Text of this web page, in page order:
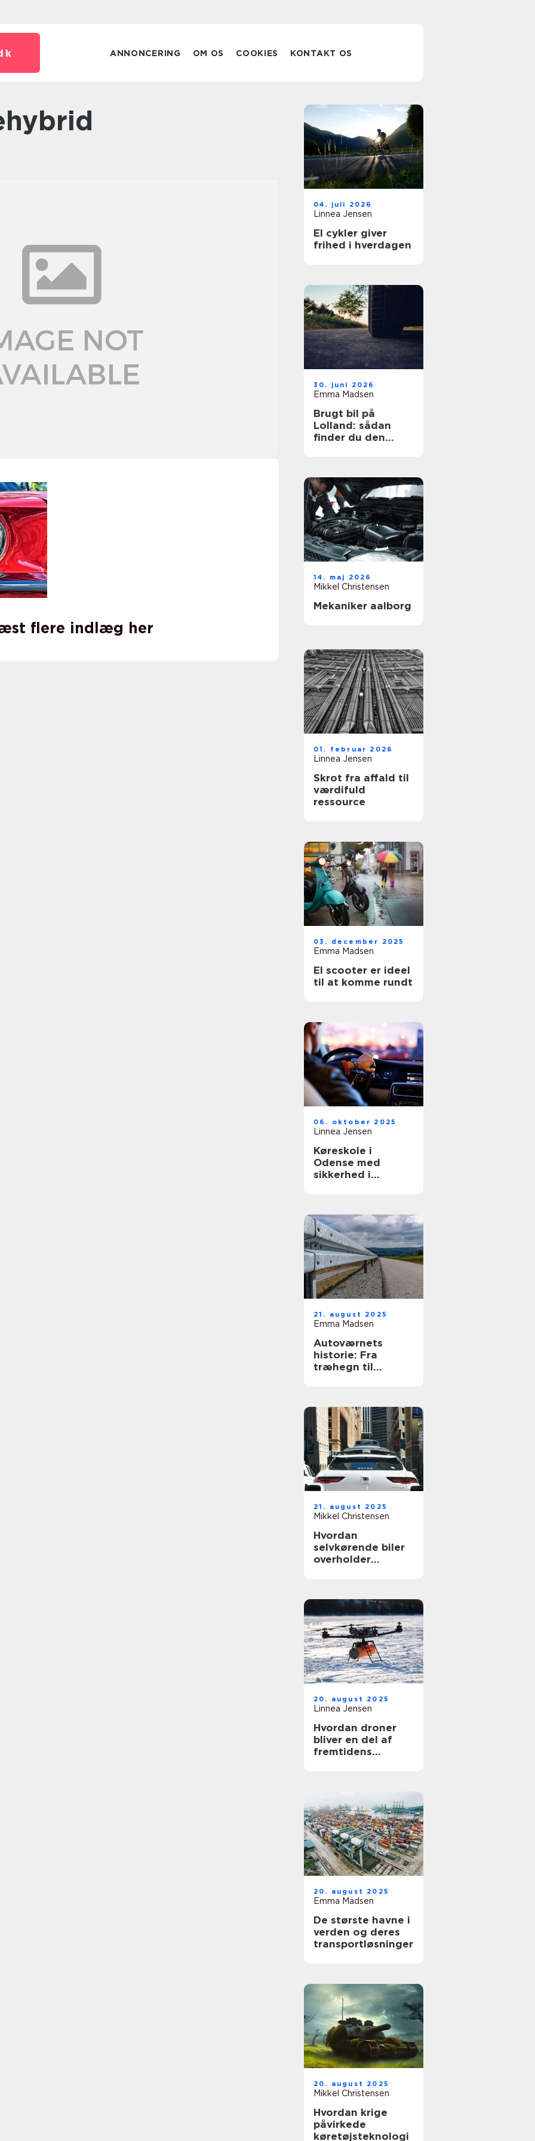
ANNONCERING OM OS COOKIES KONTAKT OS
flere indlæg her
04. juli 2026
Linnea Jensen
El cykler giver
frihed i hverdagen
30. juni 2026
Emma Madsen
Brugt bil på
Lolland: sådan
finder du den
14. maj 2026
Mikkel Christensen
Mekaniker aalborg
01. februar 2026
Linnea Jensen
Skrot fra affald til
værdifuld
ressource
03. december 2025
Emma Madsen
El scooter er ideel
til at komme rundt
06. oktober 2025
Linnea Jensen
Køreskole i
Odense med
sikkerhed i
21. august 2025
Emma Madsen
Autoværnets
historie: Fra
træhegn til
21. august 2025
Mikkel Christensen
Hvordan
selvkørende biler
overholder
20. august 2025
Linnea Jensen
Hvordan droner
bliver en del af
fremtidens
20. august 2025
Emma Madsen
De største havne i
verden og deres
transportløsninger
20. august 2025
Mikkel Christensen
Hvordan krige
påvirkede
køretøjsteknologi